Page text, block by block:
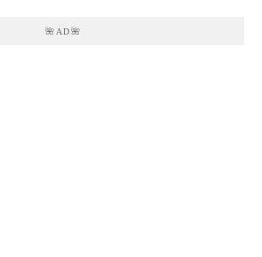
🌺AD🌺